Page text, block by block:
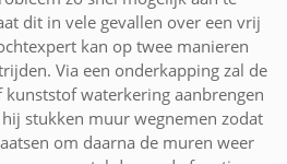
dit in vele gevallen over een vrij
kan op twee manieren
Via een onderkapping zal de
waterkering aanbrengen
stukken muur wegnemen zodat
om daarna de muren weer